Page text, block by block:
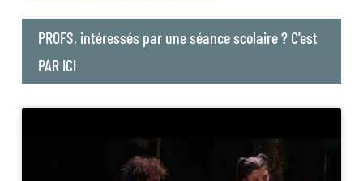
PROFS, intéressés par une séance scolaire ? C'est
PAR ICI